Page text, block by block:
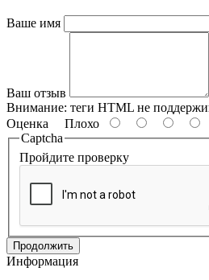
Ваше имя
Ваш отзыв
Внимание: теги HTML не
Оценка Плохо
Captcha
Пройдите проверку
Продолжить
Информация